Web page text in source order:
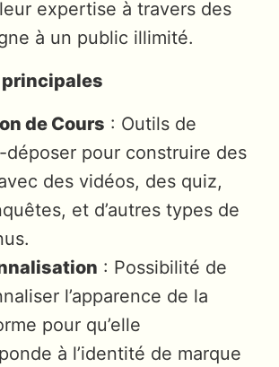
expertise à travers des
à un public illimité.
de Cours : Outils de
déposer pour construire des
des vidéos, des quiz,
et d’autres types de
: Possibilité de
l’apparence de la
pour qu’elle
à l’identité de marque